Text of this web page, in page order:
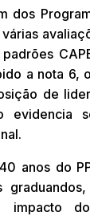
dos
a nota 6,
de
evidencia
anos do